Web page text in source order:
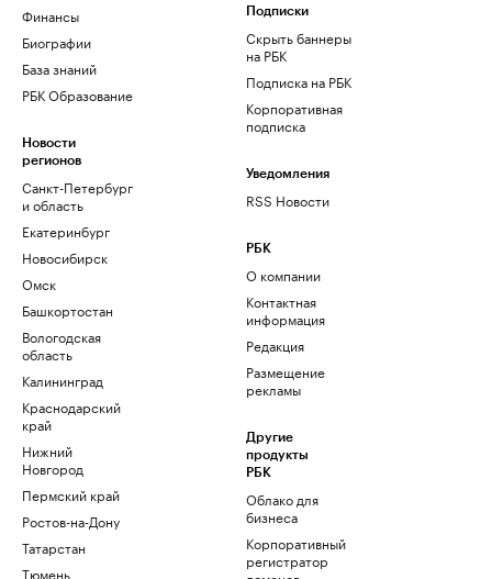
Финансы
Биографии
База знаний
РБК Образование
Новости
регионов
Санкт-Петербург
и область
Екатеринбург
Новосибирск
Омск
Башкортостан
Вологодская
область
Калининград
Краснодарский
край
Нижний
Новгород
Пермский край
Ростов-на-Дону
Татарстан
Тюмень
Подписки
Скрыть баннеры
на РБК
Подписка на РБК
Корпоративная
подписка
Уведомления
RSS Новости
РБК
О компании
Контактная
информация
Редакция
Размещение
рекламы
Другие
продукты
РБК
Облако для
бизнеса
Корпоративный
регистратор